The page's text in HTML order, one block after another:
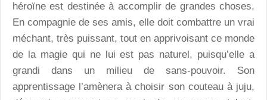
héroïne est destinée à accomplir de grandes choses.
En compagnie de ses amis, elle doit combattre un vrai
méchant, très puissant, tout en apprivoisant ce monde
de la magie qui ne lui est pas naturel, puisqu’elle a
grandi dans un milieu de sans-pouvoir. Son
apprentissage l’amènera à choisir son couteau à juju,